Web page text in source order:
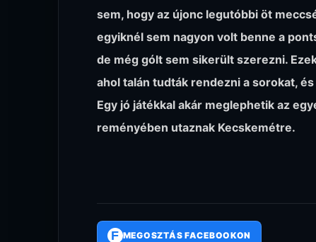
sem, hogy az újonc legutóbbi öt
egyiknél sem nagyon volt benne a
de még gólt sem sikerült szerezni.
ahol talán tudták rendezni a sorokat,
Egy jó játékkal akár meglephetik az
reményében utaznak Kecskemétre.
F MEGOSZTÁS FACEBOOKON